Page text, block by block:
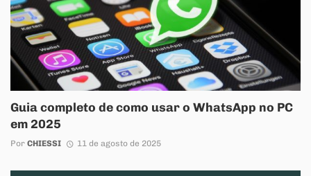
Guia completo de como usar o WhatsApp no PC
em 2025
Por CHIESSI 11 de agosto de 2025